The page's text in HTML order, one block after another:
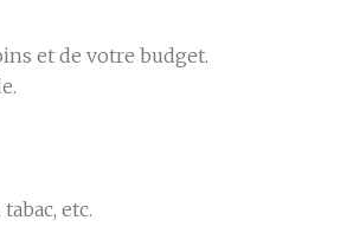
et de votre budget.
etc.